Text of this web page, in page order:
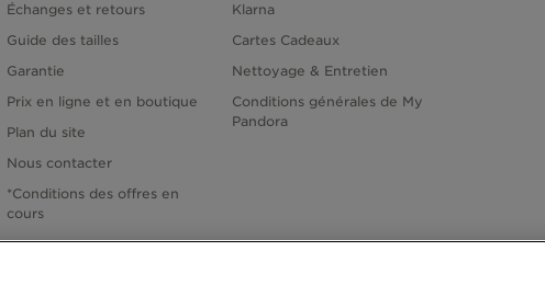
Échanges et retours
Guide des tailles
Garantie
Prix en ligne et en boutique
Plan du site
Nous contacter
*Conditions des offres en
cours
Klarna
Cartes Cadeaux
Nettoyage & Entretien
Conditions générales de My
Pandora